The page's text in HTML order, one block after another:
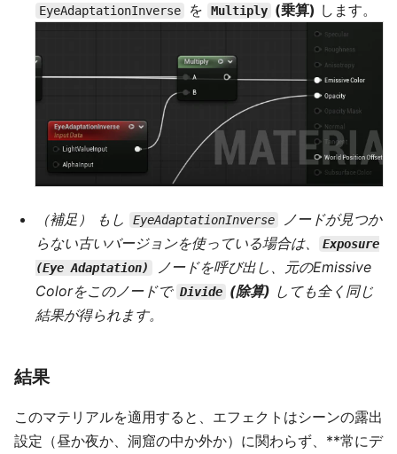
EyeAdaptationInverse を Multiply (乗算) します。
（補足） もし EyeAdaptationInverse
ノードが見つか
らない古いバージョンを使っている場合は、
Exposure
(Eye Adaptation)
ノードを呼び出し、元のEmissive
Colorをこのノードで Divide (除算) しても全く同じ
結果が得られます。
結果
このマテリアルを適用すると、エフェクトはシーンの露出
設定（昼か夜か、洞窟の中か外か）に関わらず、**常にデ